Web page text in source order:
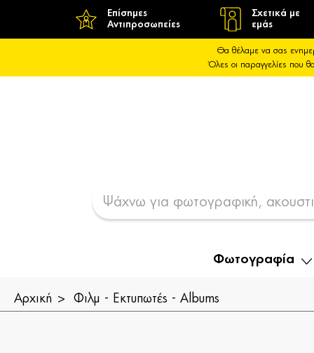
Επίσημες
Αντιπροσωπείες
Σχετικά με
εμάς
Θα θέλαμε να σας
Όλες οι παραγγελίες
Φωτογραφία
Αρχική Φιλμ - Εκτυπωτές - Albums